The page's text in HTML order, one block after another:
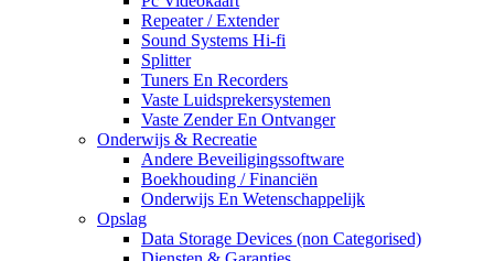
Repeater / Extender
Sound Systems Hi-fi
Splitter
Tuners En Recorders
Vaste Luidsprekersystemen
Vaste Zender En Ontvanger
Onderwijs & Recreatie
Andere Beveiligingssoftware
Boekhouding / Financiën
Onderwijs En Wetenschappelijk
Opslag
Data Storage Devices (non Categorised)